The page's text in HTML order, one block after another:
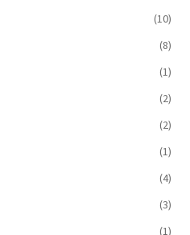
(10)
(8)
(1)
(2)
(2)
(1)
(4)
(3)
(1)